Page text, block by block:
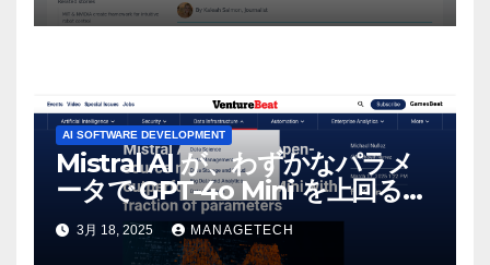
AI SOFTWARE DEVELOPMENT
Mistral AI が、わずかなパラメ
ータで GPT-4o Mini を上回る新
しいオープンソース モデルをリ
リース | VentureBeat
3月 18, 2025 MANAGETECH